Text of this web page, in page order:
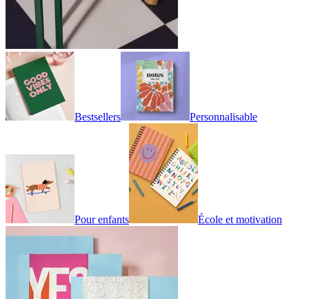
Bestsellers Personnalisable
Pour enfants École et motivation